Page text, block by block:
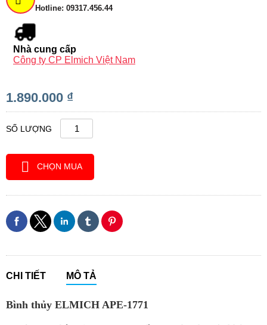
Hotline: 09317.456.44
Nhà cung cấp
Công ty CP Elmich Việt Nam
1.890.000 ₫
SỐ LƯỢNG
CHỌN MUA
CHI TIẾT MÔ TẢ
Bình thủy ELMICH APE-1771